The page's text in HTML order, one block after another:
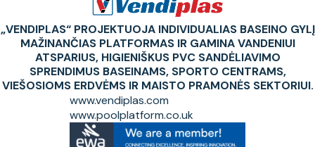
„VENDIPLAS“ PROJEKTUOJA INDIVIDUALIAS BASEINO GYLĮ
MAŽINANČIAS PLATFORMAS IR GAMINA VANDENIUI
ATSPARIUS, HIGIENIŠKUS PVC SANDĖLIAVIMO
SPRENDIMUS BASEINAMS, SPORTO CENTRAMS,
VIEŠOSIOMS ERDVĖMS IR MAISTO PRAMONĖS SEKTORIUI.
www.vendiplas.com
www.poolplatform.co.uk